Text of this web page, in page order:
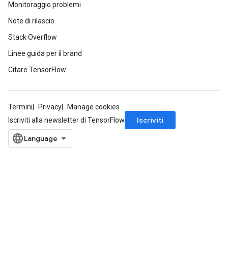
Monitoraggio problemi
Note di rilascio
Stack Overflow
Linee guida per il brand
Citare TensorFlow
Termini Privacy
Manage cookies
Iscriviti alla newsletter di TensorFlow
Iscriviti